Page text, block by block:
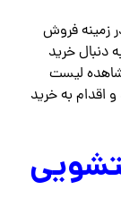
زمینه فروش
دنبال خرید
لیست
اقدام به خرید